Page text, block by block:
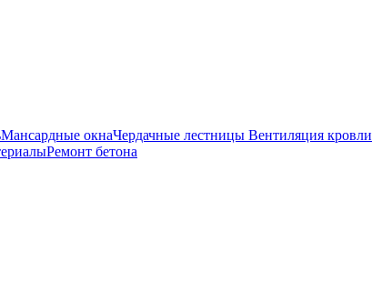
Мансардные окнаЧердачные лестницы Вентиляция кровли
Ремонт бетона